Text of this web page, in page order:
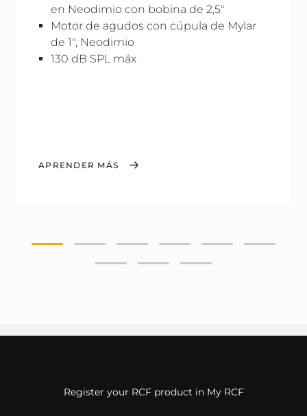
en Neodimio con bobina de 2,5"
Motor de agudos con cúpula de Mylar
de 1", Neodimio
130 dB SPL máx
APRENDER MÁS
Register your RCF product in My RCF